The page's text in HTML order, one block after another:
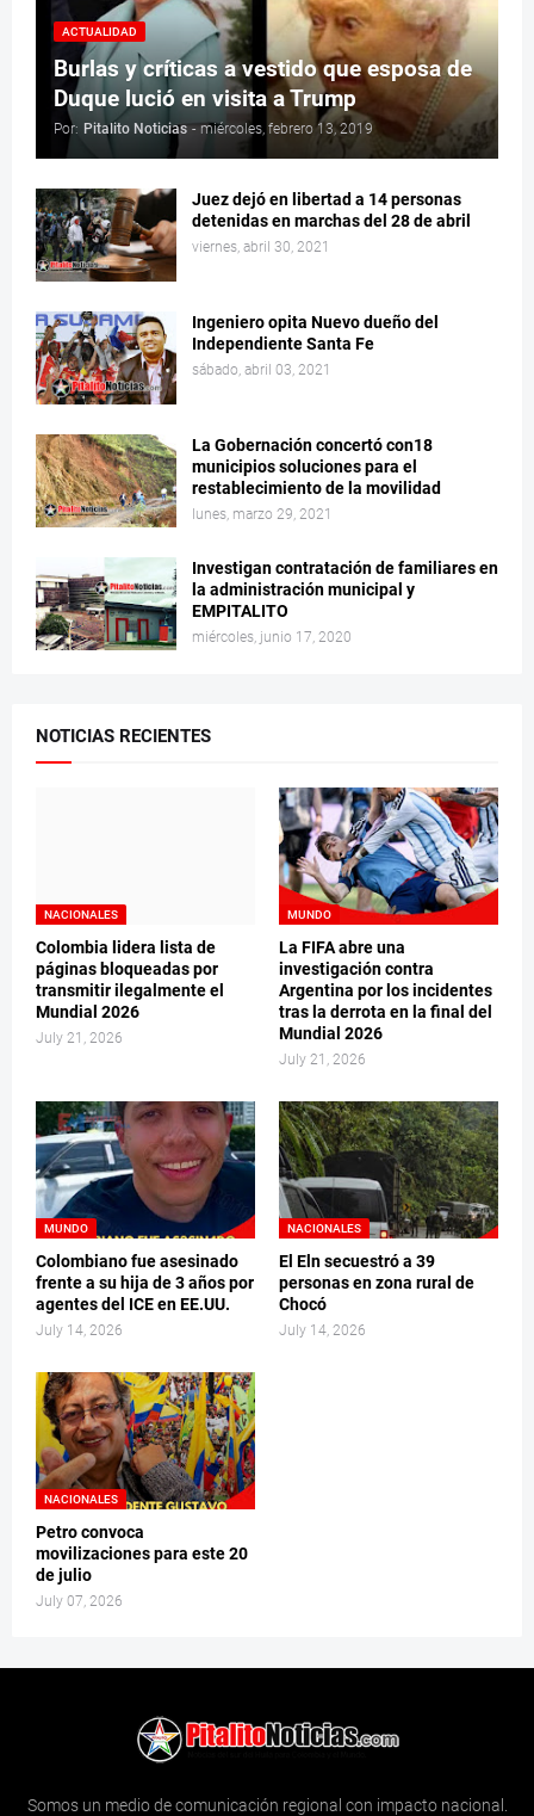
ACTUALIDAD
Burlas y críticas a vestido que esposa de
Duque lució en visita a Trump
Por: Pitalito Noticias - miércoles, febrero 13, 2019
Juez dejó en libertad a 14 personas
detenidas en marchas del 28 de abril
viernes, abril 30, 2021
Ingeniero opita Nuevo dueño del
Independiente Santa Fe
sábado, abril 03, 2021
La Gobernación concertó con18
municipios soluciones para el
restablecimiento de la movilidad
lunes, marzo 29, 2021
Investigan contratación de familiares en
la administración municipal y
EMPITALITO
miércoles, junio 17, 2020
NOTICIAS RECIENTES
NACIONALES
Colombia lidera lista de
páginas bloqueadas por
transmitir ilegalmente el
Mundial 2026
July 21, 2026
MUNDO
La FIFA abre una
investigación contra
Argentina por los incidentes
tras la derrota en la final del
Mundial 2026
July 21, 2026
MUNDO
Colombiano fue asesinado
frente a su hija de 3 años por
agentes del ICE en EE.UU.
July 14, 2026
NACIONALES
El Eln secuestró a 39
personas en zona rural de
Chocó
July 14, 2026
NACIONALES
Petro convoca
movilizaciones para este 20
de julio
July 07, 2026
Somos un medio de comunicación regional con impacto nacional.